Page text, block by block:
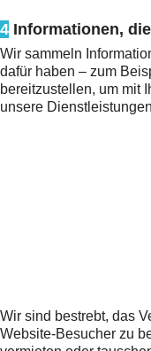
4 Informationen,
Wir sammeln
dafür haben – zum
bereitzustellen, um mit
unsere
Wir sind bestrebt, das
Website-Besucher zu